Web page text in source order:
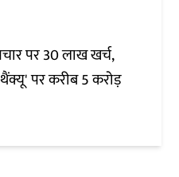
पर 30 लाख खर्च,
पर करीब 5 करोड़